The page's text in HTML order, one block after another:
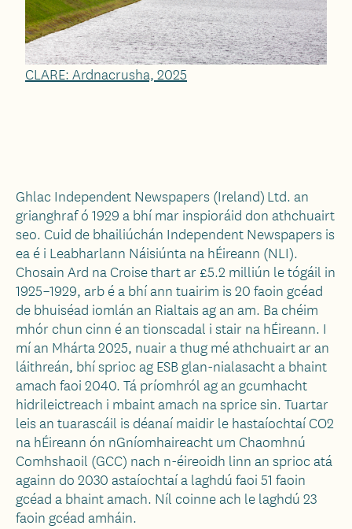
CLARE: Ardnacrusha, 2025
Ghlac Independent Newspapers (Ireland) Ltd. an
grianghraf ó 1929 a bhí mar inspioráid don athchuairt
seo. Cuid de bhailiúchán Independent Newspapers is
ea é i Leabharlann Náisiúnta na hÉireann (NLI).
Chosain Ard na Croise thart ar £5.2 milliún le tógáil in
1925–1929, arb é a bhí ann tuairim is 20 faoin gcéad
de bhuiséad iomlán an Rialtais ag an am. Ba chéim
mhór chun cinn é an tionscadal i stair na hÉireann. I
mí an Mhárta 2025, nuair a thug mé athchuairt ar an
láithreán, bhí sprioc ag ESB glan-nialasacht a bhaint
amach faoi 2040. Tá príomhról ag an gcumhacht
hidrileictreach i mbaint amach na sprice sin. Tuartar
leis an tuarascáil is déanaí maidir le hastaíochtaí CO2
na hÉireann ón nGníomhaireacht um Chaomhnú
Comhshaoil (GCC) nach n-éireoidh linn an sprioc atá
againn do 2030 astaíochtaí a laghdú faoi 51 faoin
gcéad a bhaint amach. Níl coinne ach le laghdú 23
faoin gcéad amháin.